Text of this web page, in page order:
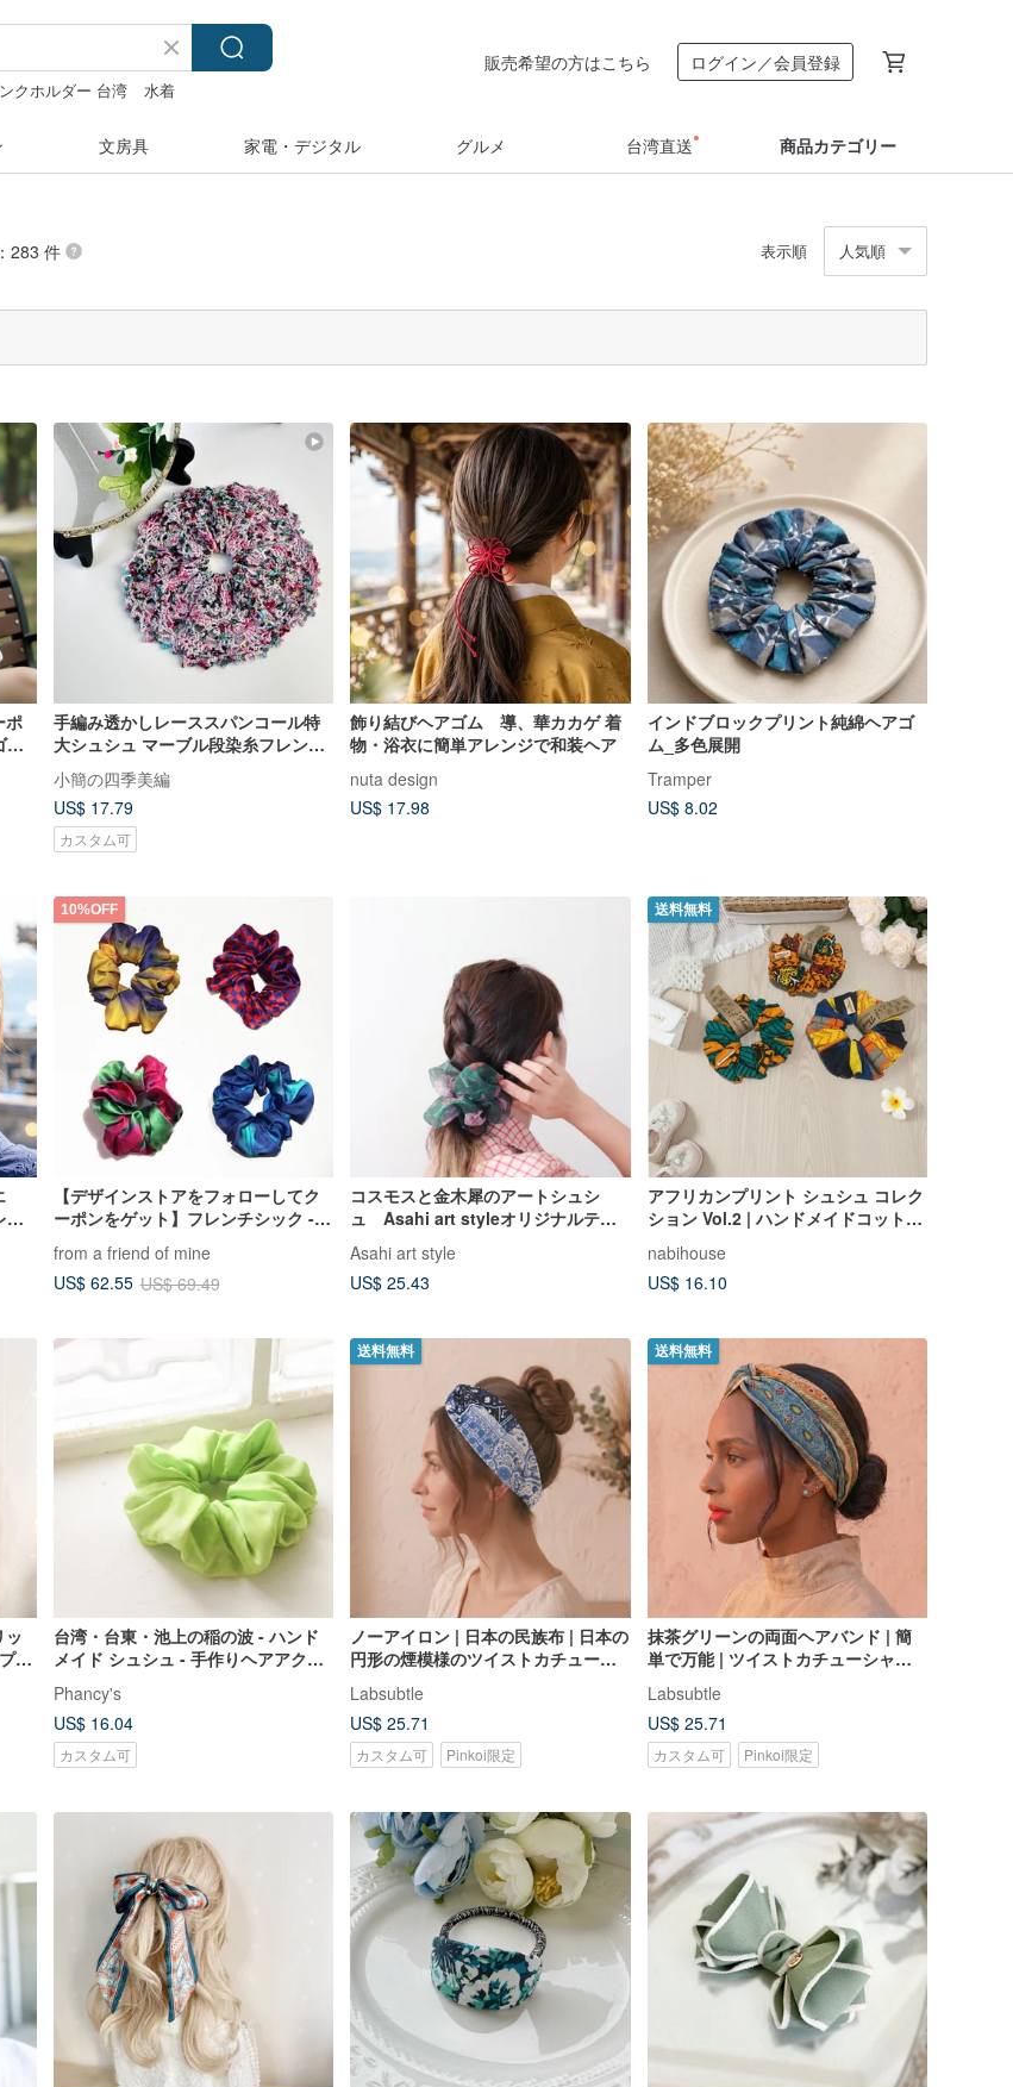
クホルダー 台湾
水着
販売希望の方はこちら ログイン／会員登録
文房具 家電・デジタル グルメ 台湾直送 商品カテゴリー
283 件 表示順 人気順
ポ
ム
手編み透かしレーススパンコール特
大シュシュ マーブル段染糸フレンチ
クラシカルヘアゴム
小簡の四季美編
US$ 17.79
カスタム可
飾り結びヘアゴム 導、華カカゲ 着
物・浴衣に簡単アレンジで和装ヘア
nuta design
US$ 17.98
インドブロックプリント純綿ヘアゴ
ム_多色展開
Tramper
US$ 8.02
ン
10%OFF
【デザインストアをフォローしてク
ーポンをゲット】フレンチシック -
トセット
from a friend of mine
US$ 62.55 US$ 69.49
コスモスと金木犀のアートシュシ
ュ Asahi art styleオリジナルテキ
Asahi art style
US$ 25.43
送料無料
アフリカンプリント シュシュ コレク
ション Vol.2 | ハンドメイドコットン
nabihouse
US$ 16.10
ッ
フ
台湾・台東・池上の稲の波 - ハンド
メイド シュシュ - 手作りヘアアクセ
サリー
Phancy's
US$ 16.04
カスタム可
送料無料
ノーアイロン | 日本の民族布 | 日本の
円形の煙模様のツイストカチューシ
ャ | 手作りのヘアバンド |
Labsubtle
US$ 25.71
カスタム可 Pinkoi限定
送料無料
抹茶グリーンの両面ヘアバンド | 簡
単で万能 | ツイストカチューシャで
両面できる 手作りヘアバンド
Labsubtle
US$ 25.71
カスタム可 Pinkoi限定